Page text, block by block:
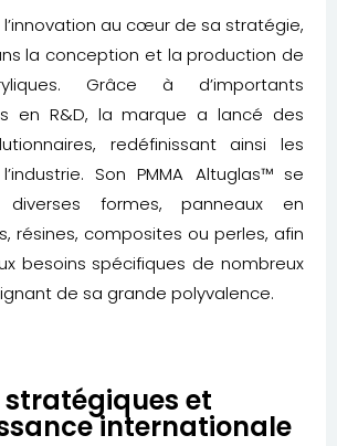
au cœur de sa stratégie,
la conception et la production de
Grâce à d’importants
en R&D, la marque a lancé des
redéfinissant ainsi les
Son PMMA Altuglas™ se
diverses formes,panneaux en
résines, composites ou perles, afin
besoins spécifiques de nombreux
de sa grande polyvalence.
et
internationale